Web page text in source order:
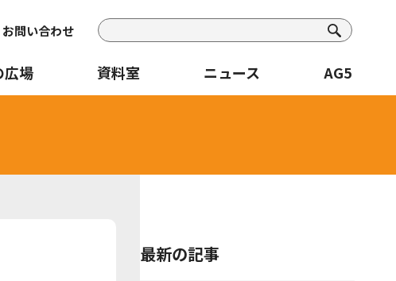
お問い合わせ
広場 資料室 ニュース AG5
最新の記事